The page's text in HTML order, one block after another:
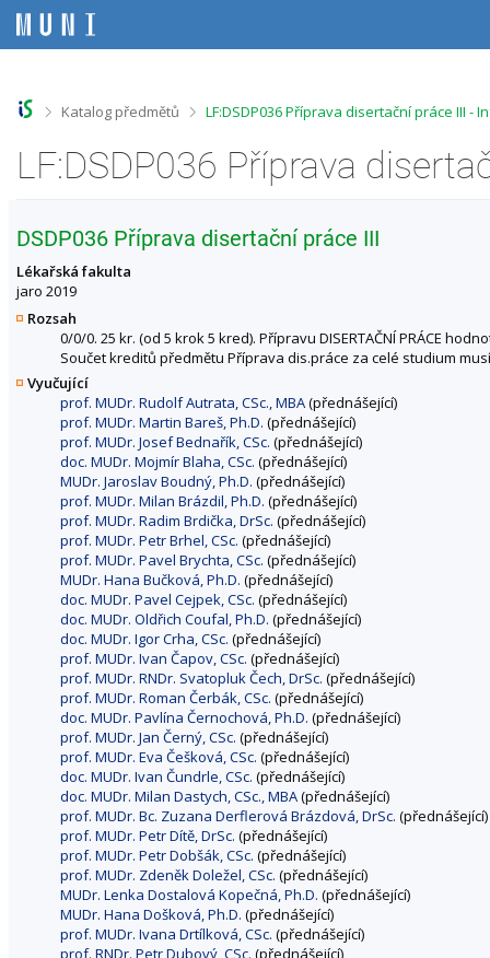
e
e
e
e
>Katalog předmětů >
LF:DSDP036 Příprava disertační práce III -
LF:DSDP036 Příprava
DSDP036 Příprava disertační práce III
Lékařská fakulta
jaro 2019
Rozsah
0/0/0. 25 kr. (od 5 krok 5 kred). Přípravu DISERTAČNÍ PRÁCE
Součet kreditů předmětu Příprava dis.práce za celé studium
Vyučující
prof. MUDr. Rudolf Autrata, CSc., MBA(přednášející)
prof. MUDr. Martin Bareš, Ph.D. (přednášející)
prof. MUDr. Josef Bednařík, CSc. (přednášející)
doc. MUDr. Mojmír Blaha, CSc. (přednášející)
MUDr. Jaroslav Boudný, Ph.D. (přednášející)
prof. MUDr. Milan Brázdil, Ph.D. (přednášející)
prof. MUDr. Radim Brdička, DrSc. (přednášející)
prof. MUDr. Petr Brhel, CSc. (přednášející)
prof. MUDr. Pavel Brychta, CSc. (přednášející)
MUDr. Hana Bučková, Ph.D. (přednášející)
doc. MUDr. Pavel Cejpek, CSc. (přednášející)
doc. MUDr. Oldřich Coufal, Ph.D. (přednášející)
doc. MUDr. Igor Crha, CSc. (přednášející)
prof. MUDr. Ivan Čapov, CSc. (přednášející)
prof. MUDr. RNDr. Svatopluk Čech, DrSc. (přednášející)
prof. MUDr. Roman Čerbák, CSc. (přednášející)
doc. MUDr. Pavlína Černochová, Ph.D. (přednášející)
prof. MUDr. Jan Černý, CSc. (přednášející)
prof. MUDr. Eva Češková, CSc. (přednášející)
doc. MUDr. Ivan Čundrle, CSc. (přednášející)
doc. MUDr. Milan Dastych, CSc., MBA(přednášející)
prof. MUDr. Bc. Zuzana Derflerová Brázdová, DrSc. (přednášející)
prof. MUDr. Petr Dítě, DrSc. (přednášející)
prof. MUDr. Petr Dobšák, CSc. (přednášející)
prof. MUDr. Zdeněk Doležel, CSc. (přednášející)
MUDr. Lenka Dostalová Kopečná, Ph.D. (přednášející)
MUDr. Hana Došková, Ph.D. (přednášející)
prof. MUDr. Ivana Drtílková, CSc. (přednášející)
prof. RNDr. Petr Dubový, CSc. (přednášející)